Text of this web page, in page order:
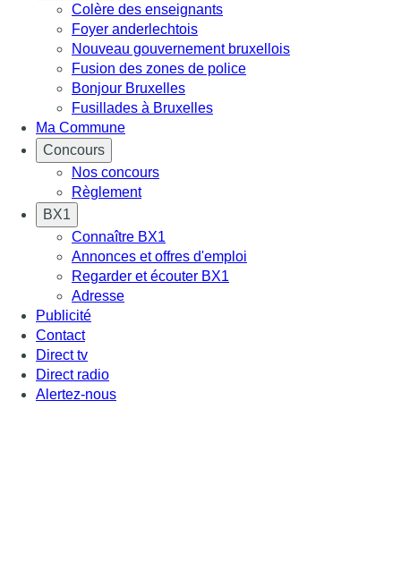
Colère des enseignants
Foyer anderlechtois
Nouveau gouvernement bruxellois
Fusion des zones de police
Bonjour Bruxelles
Fusillades à Bruxelles
Ma Commune
Concours
Nos concours
Règlement
BX1
Connaître BX1
Annonces et offres d'emploi
Regarder et écouter BX1
Adresse
Publicité
Contact
Direct tv
Direct radio
Alertez-nous